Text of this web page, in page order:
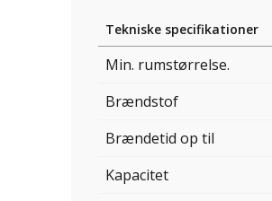
Tekniske specifikationer
Min. rumstørrelse.
Brændstof
Brændetid op til
Kapacitet